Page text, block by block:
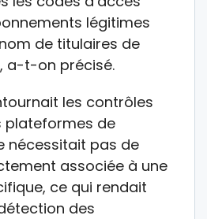
légitimes
de titulaires de
a-t-on précisé.
les contrôles
plateformes de
nécessitait pas de
associée à une
ce qui rendait
des